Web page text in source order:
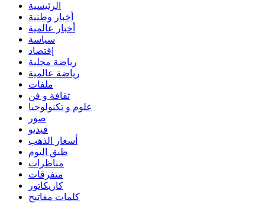
الرئيسية
أخبار وطنية
أخبار عالمية
سياسة
إقتصاد
رياضة محلية
رياضة عالمية
ملفات
ثقافة و فن
علوم و تكنولوجيا
صور
فيديو
أسعار الذهب
طبق اليوم
مناظرات
متفرقات
كاريكاتور
كلمات مفاتيح